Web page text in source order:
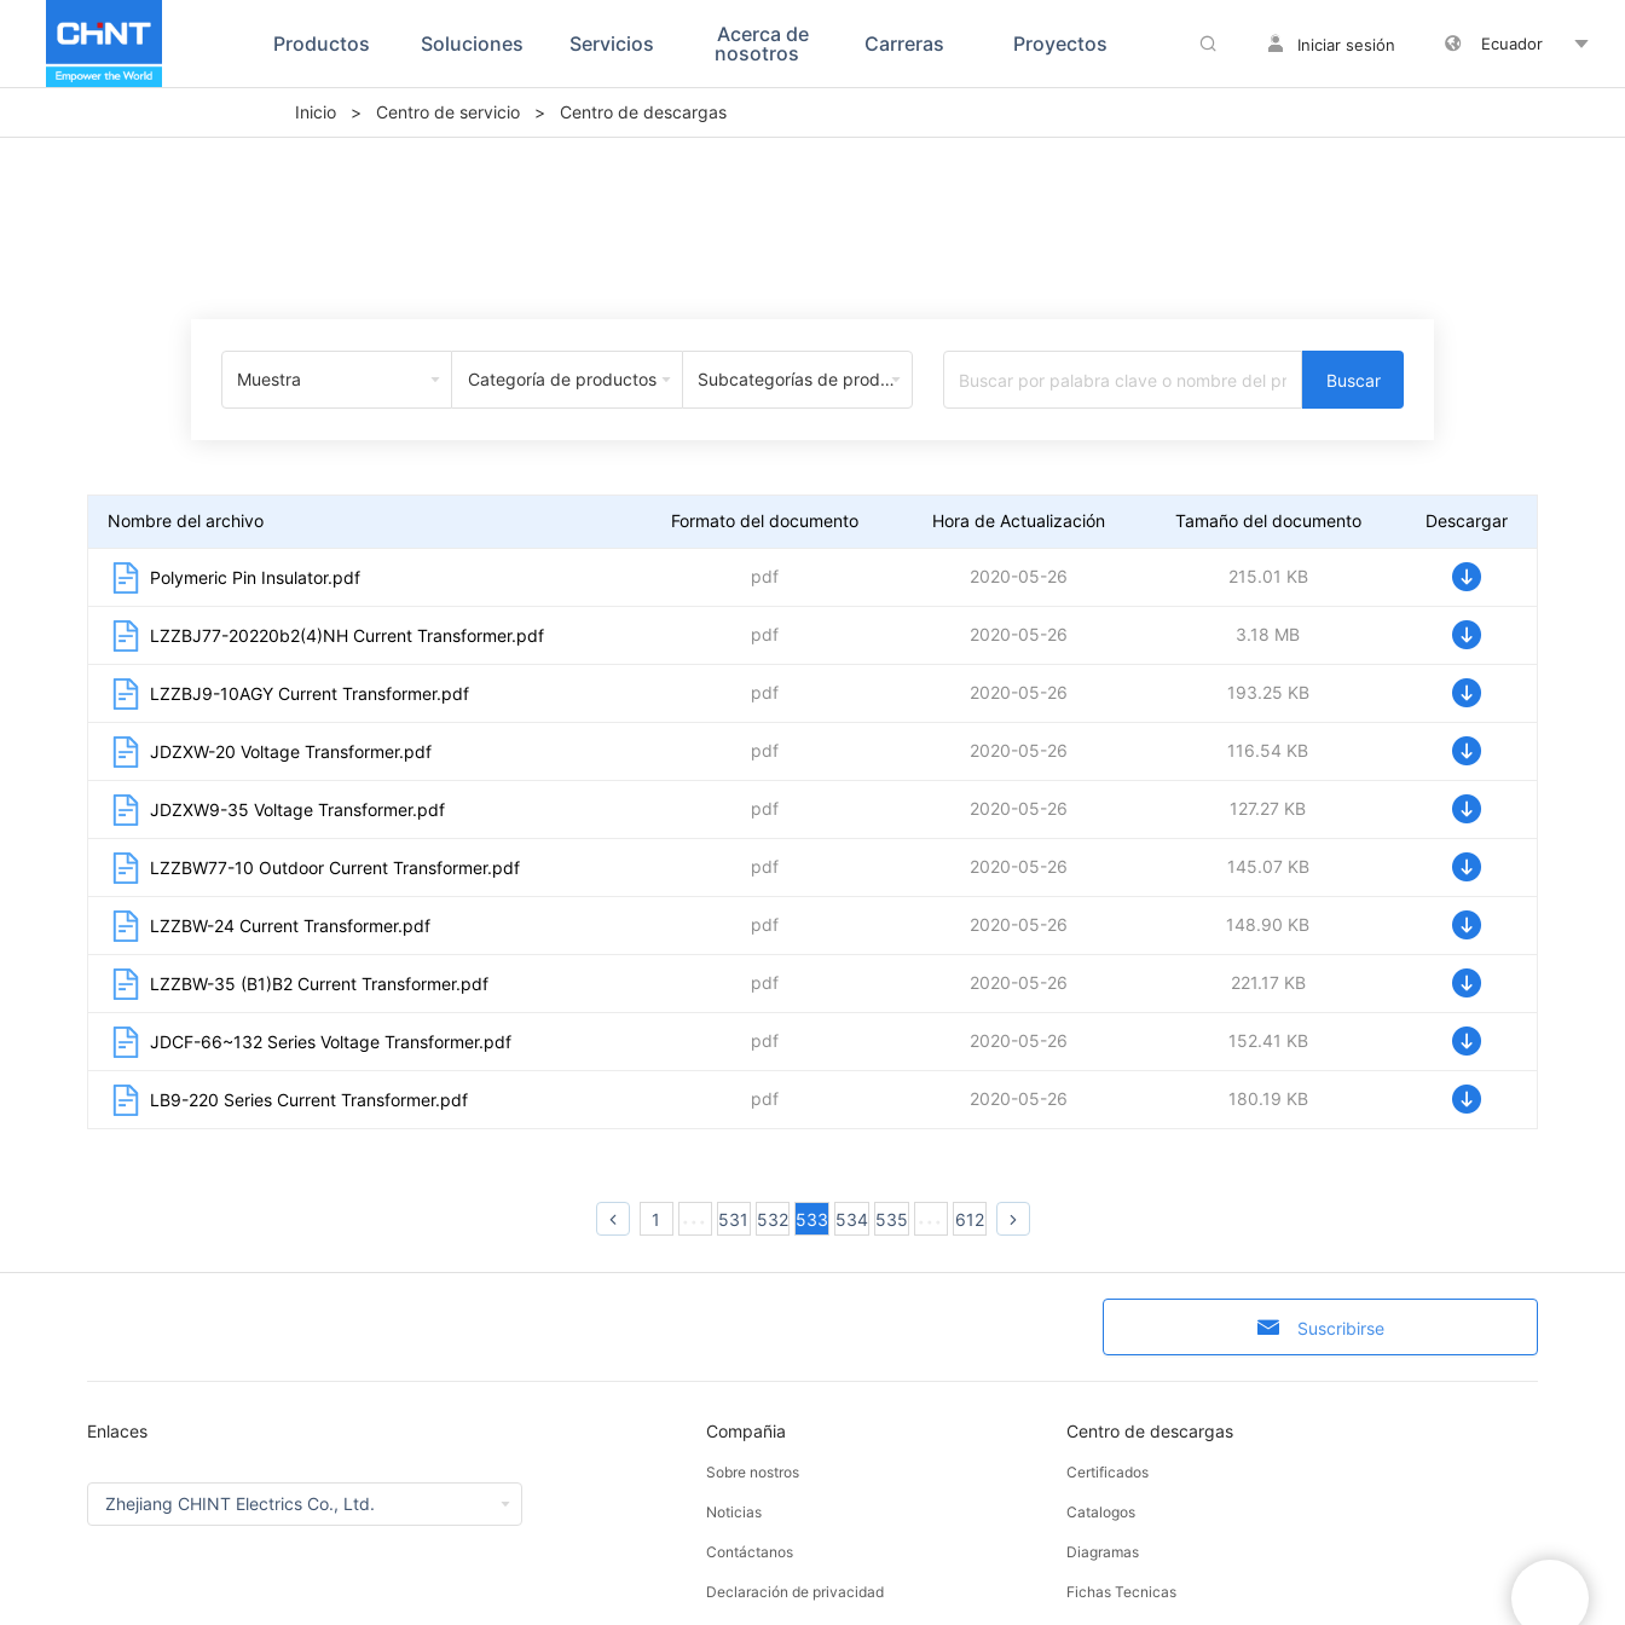
Iniciar sesión Ecuador
Productos Soluciones Servicios
Acerca de
nosotros
Carreras Proyectos
Inicio > Centro de servicio > Centro de descargas
Muestra Categoría de productos Subcategorías de productos Buscar
Nombre del archivo Formato del documento Hora de Actualización Tamaño del documento Descargar
Polymeric Pin Insulator.pdf pdf 2020-05-26 215.01 KB
LZZBJ77-20220b2(4)NH Current Transformer.pdf pdf 2020-05-26 3.18 MB
LZZBJ9-10AGY Current Transformer.pdf pdf 2020-05-26 193.25 KB
JDZXW-20 Voltage Transformer.pdf pdf 2020-05-26 116.54 KB
JDZXW9-35 Voltage Transformer.pdf pdf 2020-05-26 127.27 KB
LZZBW77-10 Outdoor Current Transformer.pdf pdf 2020-05-26 145.07 KB
LZZBW-24 Current Transformer.pdf pdf 2020-05-26 148.90 KB
LZZBW-35 (B1)B2 Current Transformer.pdf pdf 2020-05-26 221.17 KB
JDCF-66~132 Series Voltage Transformer.pdf pdf 2020-05-26 152.41 KB
LB9-220 Series Current Transformer.pdf pdf 2020-05-26 180.19 KB
1 531 532 533 534 535 612
Suscribirse
Enlaces
Zhejiang CHINT Electrics Co., Ltd.
Compañia
Sobre nostros
Noticias
Contáctanos
Declaración de privacidad
Centro de descargas
Certificados
Catalogos
Diagramas
Fichas Tecnicas